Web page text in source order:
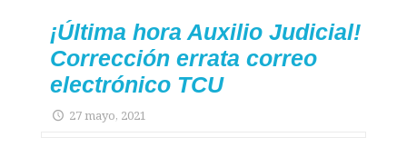
¡Última hora Auxilio Judicial!
Corrección errata correo
electrónico TCU
27 mayo, 2021